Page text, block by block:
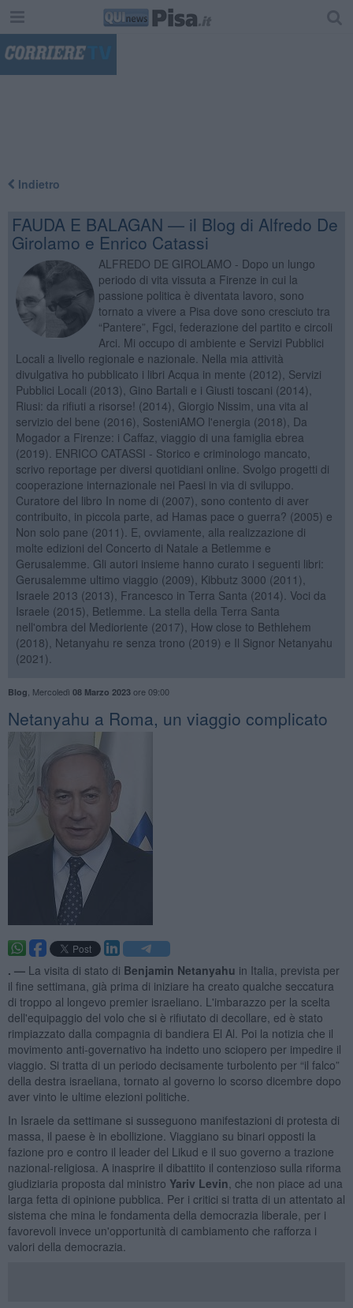
Indietro
FAUDA E BALAGAN — il Blog di Alfredo De
Girolamo e Enrico Catassi
ALFREDO DE GIROLAMO - Dopo un lungo
periodo di vita vissuta a Firenze in cui la
passione politica è diventata lavoro, sono
tornato a vivere a Pisa dove sono cresciuto tra
“Pantere”, Fgci, federazione del partito e circoli
Arci. Mi occupo di ambiente e Servizi Pubblici
Locali a livello regionale e nazionale. Nella mia attività
divulgativa ho pubblicato i libri Acqua in mente (2012), Servizi
Pubblici Locali (2013), Gino Bartali e i Giusti toscani (2014),
Riusi: da rifiuti a risorse! (2014), Giorgio Nissim, una vita al
servizio del bene (2016), SosteniAMO l'energia (2018), Da
Mogador a Firenze: i Caffaz, viaggio di una famiglia ebrea
(2019). ENRICO CATASSI - Storico e criminologo mancato,
scrivo reportage per diversi quotidiani online. Svolgo progetti di
cooperazione internazionale nei Paesi in via di sviluppo.
Curatore del libro In nome di (2007), sono contento di aver
contribuito, in piccola parte, ad Hamas pace o guerra? (2005) e
Non solo pane (2011). E, ovviamente, alla realizzazione di
molte edizioni del Concerto di Natale a Betlemme e
Gerusalemme. Gli autori insieme hanno curato i seguenti libri:
Gerusalemme ultimo viaggio (2009), Kibbutz 3000 (2011),
Israele 2013 (2013), Francesco in Terra Santa (2014). Voci da
Israele (2015), Betlemme. La stella della Terra Santa
nell'ombra del Medioriente (2017), How close to Bethlehem
(2018), Netanyahu re senza trono (2019) e Il Signor Netanyahu
(2021).
Blog Mercoledì 08 Marzo 2023ore 09:00
Netanyahu a Roma, un viaggio complicato
. — La visita di stato di Benjamin Netanyahu in Italia, prevista per
il fine settimana, già prima di iniziare ha creato qualche seccatura
di troppo al longevo premier israeliano. L'imbarazzo per la scelta
dell'equipaggio del volo che si è rifiutato di decollare, ed è stato
rimpiazzato dalla compagnia di bandiera El Al. Poi la notizia che il
movimento anti-governativo ha indetto uno sciopero per impedire il
viaggio. Si tratta di un periodo decisamente turbolento per “il falco”
della destra israeliana, tornato al governo lo scorso dicembre dopo
aver vinto le ultime elezioni politiche.
In Israele da settimane si susseguono manifestazioni di protesta di
massa, il paese è in ebollizione. Viaggiano su binari opposti la
fazione pro e contro il leader del Likud e il suo governo a trazione
nazional-religiosa. A inasprire il dibattito il contenzioso sulla riforma
giudiziaria proposta dal ministro Yariv Levin , che non piace ad una
larga fetta di opinione pubblica. Per i critici si tratta di un attentato al
sistema che mina le fondamenta della democrazia liberale, per i
favorevoli invece un'opportunità di cambiamento che rafforza i
valori della democrazia.